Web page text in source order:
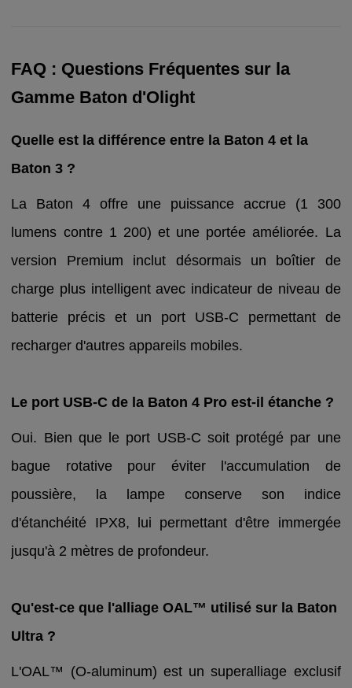
FAQ : Questions Fréquentes sur la
Gamme Baton d'Olight
Quelle est la différence entre la Baton 4 et la
Baton 3 ?
La Baton 4 offre une puissance accrue (1 300
lumens contre 1 200) et une portée améliorée. La
version Premium inclut désormais un boîtier de
charge plus intelligent avec indicateur de niveau de
batterie précis et un port USB-C permettant de
recharger d'autres appareils mobiles.
Le port USB-C de la Baton 4 Pro est-il étanche ?
Oui. Bien que le port USB-C soit protégé par une
bague rotative pour éviter l'accumulation de
poussière, la lampe conserve son indice
d'étanchéité IPX8, lui permettant d'être immergée
jusqu'à 2 mètres de profondeur.
Qu'est-ce que l'alliage OAL™ utilisé sur la Baton
Ultra ?
L'OAL™ (O-aluminum) est un superalliage exclusif